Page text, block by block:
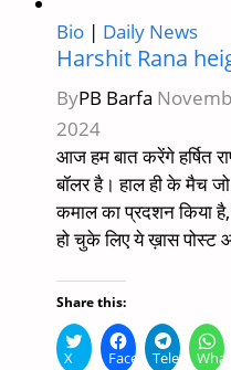
Bio | Daily News
Harshit Rana
ByPB Barfa
2024
आज हम बात करेंगे हर्षित
बॉलर है। हाल ही के मैच जो
कमाल का प्रदशन किया
हो चुके लिए ये ख़ास पोस्ट
Share this:
X FacebookTelegram